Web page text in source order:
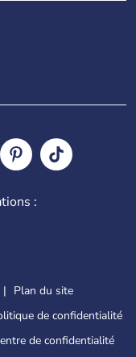
:
Plan du site
de confidentialité
de confidentialité